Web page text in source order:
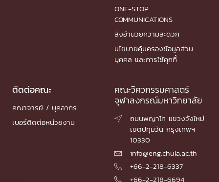
ONE-STOP
COMMUNICATIONS
สิ่งอำนวยความสะดวก
นโยบายคุ้มครองข้อมูลส่วน
บุคคล และการใช้คุกกี้
ติดต่อคณะ
คณาจารย์ / บุคลากร
เบอร์ติดต่อหน่วยงาน
คณะวิศวกรรมศาสตร์
จุฬาลงกรณ์มหาวิทยาลัย

ถนนพญาไท แขวงวังใหม่
เขตปทุมวัน กรุงเทพฯ
10330
 info@eng.chula.ac.th
 +66-2-218-6337
 +66-2-218-6694